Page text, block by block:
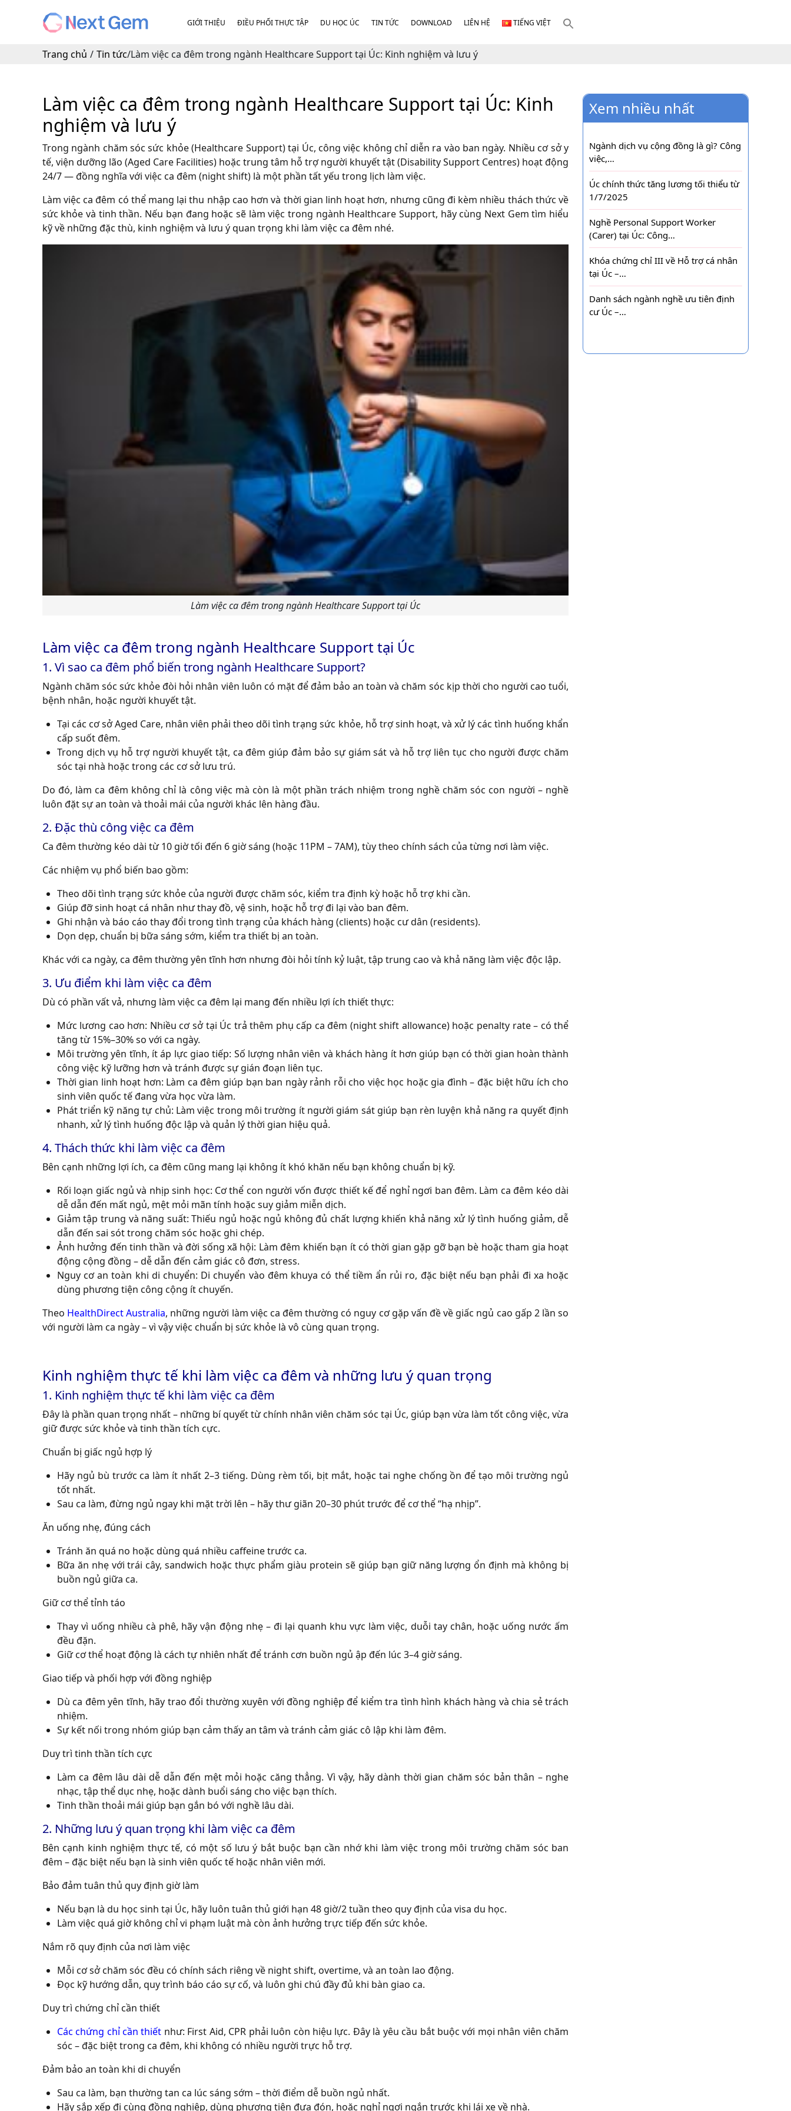
GIỚI THIỆU ĐIỀU PHỐI THỰC TẬP DU HỌC ÚC TIN TỨC DOWNLOAD LIÊN HỆ TIẾNG VIỆT
Trang chủ / Tin tức/Làm việc ca đêm trong ngành Healthcare Support tại Úc: Kinh nghiệm và lưu ý
Làm việc ca đêm trong ngành Healthcare Support tại Úc: Kinh
nghiệm và lưu ý
Trong ngành chăm sóc sức khỏe (Healthcare Support) tại Úc, công việc không chỉ diễn ra vào ban ngày. Nhiều cơ sở y
tế, viện dưỡng lão (Aged Care Facilities) hoặc trung tâm hỗ trợ người khuyết tật (Disability Support Centres) hoạt động
24/7 — đồng nghĩa với việc ca đêm (night shift) là một phần tất yếu trong lịch làm việc.
Làm việc ca đêm có thể mang lại thu nhập cao hơn và thời gian linh hoạt hơn, nhưng cũng đi kèm nhiều thách thức về
sức khỏe và tinh thần. Nếu bạn đang hoặc sẽ làm việc trong ngành Healthcare Support, hãy cùng Next Gem tìm hiểu
kỹ về những đặc thù, kinh nghiệm và lưu ý quan trọng khi làm việc ca đêm nhé.
Làm việc ca đêm trong ngành Healthcare Support tại Úc
Làm việc ca đêm trong ngành Healthcare Support tại Úc
1. Vì sao ca đêm phổ biến trong ngành Healthcare Support?
Ngành chăm sóc sức khỏe đòi hỏi nhân viên luôn có mặt để đảm bảo an toàn và chăm sóc kịp thời cho người cao tuổi,
bệnh nhân, hoặc người khuyết tật.
Tại các cơ sở Aged Care, nhân viên phải theo dõi tình trạng sức khỏe, hỗ trợ sinh hoạt, và xử lý các tình huống khẩn
cấp suốt đêm.
Trong dịch vụ hỗ trợ người khuyết tật, ca đêm giúp đảm bảo sự giám sát và hỗ trợ liên tục cho người được chăm
sóc tại nhà hoặc trong các cơ sở lưu trú.
Do đó, làm ca đêm không chỉ là công việc mà còn là một phần trách nhiệm trong nghề chăm sóc con người – nghề
luôn đặt sự an toàn và thoải mái của người khác lên hàng đầu.
2. Đặc thù công việc ca đêm
Ca đêm thường kéo dài từ 10 giờ tối đến 6 giờ sáng (hoặc 11PM – 7AM), tùy theo chính sách của từng nơi làm việc.
Các nhiệm vụ phổ biến bao gồm:
Theo dõi tình trạng sức khỏe của người được chăm sóc, kiểm tra định kỳ hoặc hỗ trợ khi cần.
Giúp đỡ sinh hoạt cá nhân như thay đồ, vệ sinh, hoặc hỗ trợ đi lại vào ban đêm.
Ghi nhận và báo cáo thay đổi trong tình trạng của khách hàng (clients) hoặc cư dân (residents).
Dọn dẹp, chuẩn bị bữa sáng sớm, kiểm tra thiết bị an toàn.
Khác với ca ngày, ca đêm thường yên tĩnh hơn nhưng đòi hỏi tính kỷ luật, tập trung cao và khả năng làm việc độc lập.
3. Ưu điểm khi làm việc ca đêm
Dù có phần vất vả, nhưng làm việc ca đêm lại mang đến nhiều lợi ích thiết thực:
Mức lương cao hơn: Nhiều cơ sở tại Úc trả thêm phụ cấp ca đêm (night shift allowance) hoặc penalty rate – có thể
tăng từ 15%–30% so với ca ngày.
Môi trường yên tĩnh, ít áp lực giao tiếp: Số lượng nhân viên và khách hàng ít hơn giúp bạn có thời gian hoàn thành
công việc kỹ lưỡng hơn và tránh được sự gián đoạn liên tục.
Thời gian linh hoạt hơn: Làm ca đêm giúp bạn ban ngày rảnh rỗi cho việc học hoặc gia đình – đặc biệt hữu ích cho
sinh viên quốc tế đang vừa học vừa làm.
Phát triển kỹ năng tự chủ: Làm việc trong môi trường ít người giám sát giúp bạn rèn luyện khả năng ra quyết định
nhanh, xử lý tình huống độc lập và quản lý thời gian hiệu quả.
4. Thách thức khi làm việc ca đêm
Bên cạnh những lợi ích, ca đêm cũng mang lại không ít khó khăn nếu bạn không chuẩn bị kỹ.
Rối loạn giấc ngủ và nhịp sinh học: Cơ thể con người vốn được thiết kế để nghỉ ngơi ban đêm. Làm ca đêm kéo dài
dễ dẫn đến mất ngủ, mệt mỏi mãn tính hoặc suy giảm miễn dịch.
Giảm tập trung và năng suất: Thiếu ngủ hoặc ngủ không đủ chất lượng khiến khả năng xử lý tình huống giảm, dễ
dẫn đến sai sót trong chăm sóc hoặc ghi chép.
Ảnh hưởng đến tinh thần và đời sống xã hội: Làm đêm khiến bạn ít có thời gian gặp gỡ bạn bè hoặc tham gia hoạt
động cộng đồng – dễ dẫn đến cảm giác cô đơn, stress.
Nguy cơ an toàn khi di chuyển: Di chuyển vào đêm khuya có thể tiềm ẩn rủi ro, đặc biệt nếu bạn phải đi xa hoặc
dùng phương tiện công cộng ít chuyến.
Theo HealthDirect Australia, những người làm việc ca đêm thường có nguy cơ gặp vấn đề về giấc ngủ cao gấp 2 lần so
với người làm ca ngày – vì vậy việc chuẩn bị sức khỏe là vô cùng quan trọng.
Kinh nghiệm thực tế khi làm việc ca đêm và những lưu ý quan trọng
1. Kinh nghiệm thực tế khi làm việc ca đêm
Đây là phần quan trọng nhất – những bí quyết từ chính nhân viên chăm sóc tại Úc, giúp bạn vừa làm tốt công việc, vừa
giữ được sức khỏe và tinh thần tích cực.
Chuẩn bị giấc ngủ hợp lý
Hãy ngủ bù trước ca làm ít nhất 2–3 tiếng. Dùng rèm tối, bịt mắt, hoặc tai nghe chống ồn để tạo môi trường ngủ
tốt nhất.
Sau ca làm, đừng ngủ ngay khi mặt trời lên – hãy thư giãn 20–30 phút trước để cơ thể “hạ nhịp”.
Ăn uống nhẹ, đúng cách
Tránh ăn quá no hoặc dùng quá nhiều caffeine trước ca.
Bữa ăn nhẹ với trái cây, sandwich hoặc thực phẩm giàu protein sẽ giúp bạn giữ năng lượng ổn định mà không bị
buồn ngủ giữa ca.
Giữ cơ thể tỉnh táo
Thay vì uống nhiều cà phê, hãy vận động nhẹ – đi lại quanh khu vực làm việc, duỗi tay chân, hoặc uống nước ấm
đều đặn.
Giữ cơ thể hoạt động là cách tự nhiên nhất để tránh cơn buồn ngủ ập đến lúc 3–4 giờ sáng.
Giao tiếp và phối hợp với đồng nghiệp
Dù ca đêm yên tĩnh, hãy trao đổi thường xuyên với đồng nghiệp để kiểm tra tình hình khách hàng và chia sẻ trách
nhiệm.
Sự kết nối trong nhóm giúp bạn cảm thấy an tâm và tránh cảm giác cô lập khi làm đêm.
Duy trì tinh thần tích cực
Làm ca đêm lâu dài dễ dẫn đến mệt mỏi hoặc căng thẳng. Vì vậy, hãy dành thời gian chăm sóc bản thân – nghe
nhạc, tập thể dục nhẹ, hoặc dành buổi sáng cho việc bạn thích.
Tinh thần thoải mái giúp bạn gắn bó với nghề lâu dài.
2. Những lưu ý quan trọng khi làm việc ca đêm
Bên cạnh kinh nghiệm thực tế, có một số lưu ý bắt buộc bạn cần nhớ khi làm việc trong môi trường chăm sóc ban
đêm – đặc biệt nếu bạn là sinh viên quốc tế hoặc nhân viên mới.
Bảo đảm tuân thủ quy định giờ làm
Nếu bạn là du học sinh tại Úc, hãy luôn tuân thủ giới hạn 48 giờ/2 tuần theo quy định của visa du học.
Làm việc quá giờ không chỉ vi phạm luật mà còn ảnh hưởng trực tiếp đến sức khỏe.
Nắm rõ quy định của nơi làm việc
Mỗi cơ sở chăm sóc đều có chính sách riêng về night shift, overtime, và an toàn lao động.
Đọc kỹ hướng dẫn, quy trình báo cáo sự cố, và luôn ghi chú đầy đủ khi bàn giao ca.
Duy trì chứng chỉ cần thiết
Các chứng chỉ cần thiết như: First Aid, CPR phải luôn còn hiệu lực. Đây là yêu cầu bắt buộc với mọi nhân viên chăm
sóc – đặc biệt trong ca đêm, khi không có nhiều người trực hỗ trợ.
Đảm bảo an toàn khi di chuyển
Sau ca làm, bạn thường tan ca lúc sáng sớm – thời điểm dễ buồn ngủ nhất.
Hãy sắp xếp đi cùng đồng nghiệp, dùng phương tiện đưa đón, hoặc nghỉ ngơi ngắn trước khi lái xe về nhà.
Xem nhiều nhất
Ngành dịch vụ cộng đồng là gì? Công
việc,…
Úc chính thức tăng lương tối thiểu từ
1/7/2025
Nghề Personal Support Worker
(Carer) tại Úc: Công…
Khóa chứng chỉ III về Hỗ trợ cá nhân
tại Úc –…
Danh sách ngành nghề ưu tiên định
cư Úc –…